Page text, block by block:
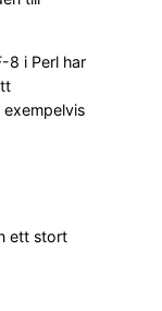
8 i Perl har
ett stort